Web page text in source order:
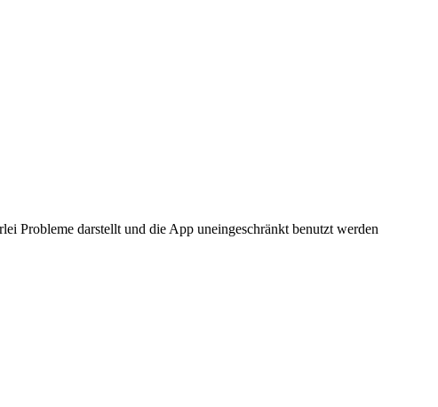
Probleme darstellt und die App uneingeschränkt benutzt werden